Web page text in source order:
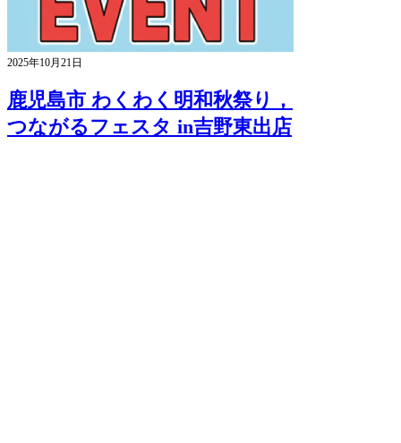
2025年10月21日
鹿児島市 わくわく明和秋祭り，
つながるフェスタ in吉野東出店